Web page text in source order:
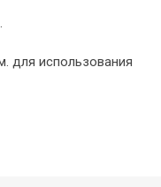
для использования